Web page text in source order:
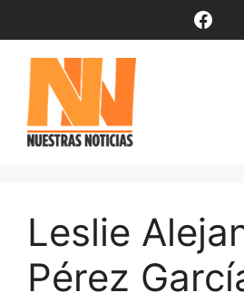
contenido
Leslie
Pérez